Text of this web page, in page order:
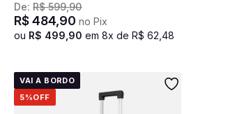
De:R$ 599,90
R$ 484,90 no Pix
ou R$ 499 90 em8x deR$ 62 ,48
VAI A BORDO
5%OFF